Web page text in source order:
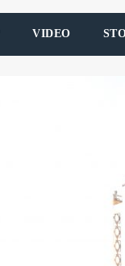
VIDEO